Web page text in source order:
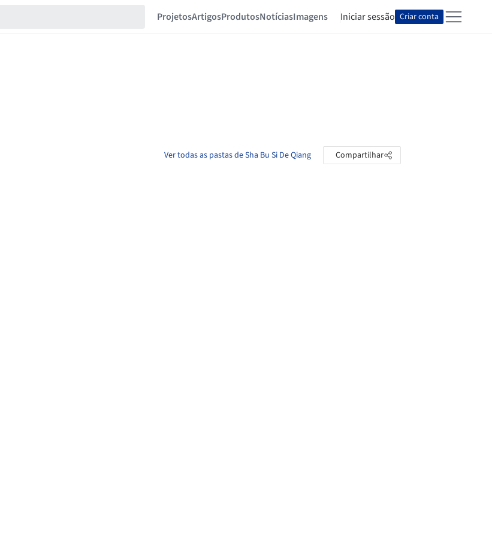
ProjetosArtigosProdutosNotíciasImagens Iniciar sessão Criar conta
Ver todas as pastas de Sha Bu Si De Qiang Compartilhar